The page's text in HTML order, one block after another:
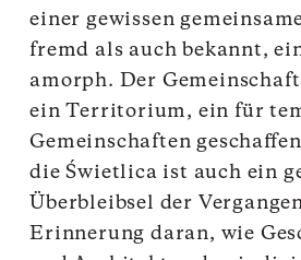
einer gewissen
fremd als auch bekannt,
amorph. Der
ein Territorium, ein für
Gemeinschaften
die Świetlica ist auch ein
Überbleibsel der
Erinnerung daran, wie